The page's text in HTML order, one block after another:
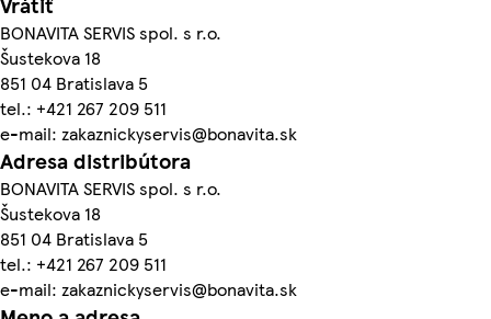
BONAVITA SERVIS spol. s r.o.
Šustekova 18
851 04 Bratislava 5
tel.: +421 267 209 511
e-mail: zakaznickyservis@bonavita.sk
Adresa distribútora
BONAVITA SERVIS spol. s r.o.
Šustekova 18
851 04 Bratislava 5
tel.: +421 267 209 511
e-mail: zakaznickyservis@bonavita.sk